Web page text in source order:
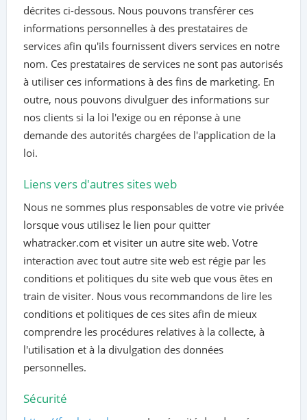
décrites ci-dessous. Nous pouvons transférer ces
informations personnelles à des prestataires de
services afin qu'ils fournissent divers services en notre
nom. Ces prestataires de services ne sont pas autorisés
à utiliser ces informations à des fins de marketing. En
outre, nous pouvons divulguer des informations sur
nos clients si la loi l'exige ou en réponse à une
demande des autorités chargées de l'application de la
loi.
Liens vers d'autres sites web
Nous ne sommes plus responsables de votre vie privée
lorsque vous utilisez le lien pour quitter
whatracker.com et visiter un autre site web. Votre
interaction avec tout autre site web est régie par les
conditions et politiques du site web que vous êtes en
train de visiter. Nous vous recommandons de lire les
conditions et politiques de ces sites afin de mieux
comprendre les procédures relatives à la collecte, à
l'utilisation et à la divulgation des données
personnelles.
Sécurité